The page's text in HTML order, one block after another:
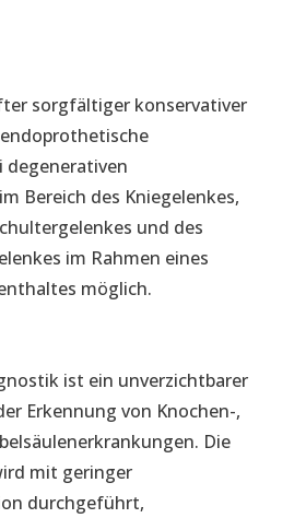
sorgfältiger konservativer
degenerativen
Bereich des Kniegelenkes,
und des
im Rahmen eines
möglich.
ist ein unverzichtbarer
Erkennung von Knochen-,
Die
mit geringer
durchgeführt,